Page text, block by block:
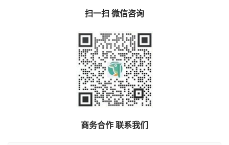
扫一扫 微信咨询
商务合作 联系我们